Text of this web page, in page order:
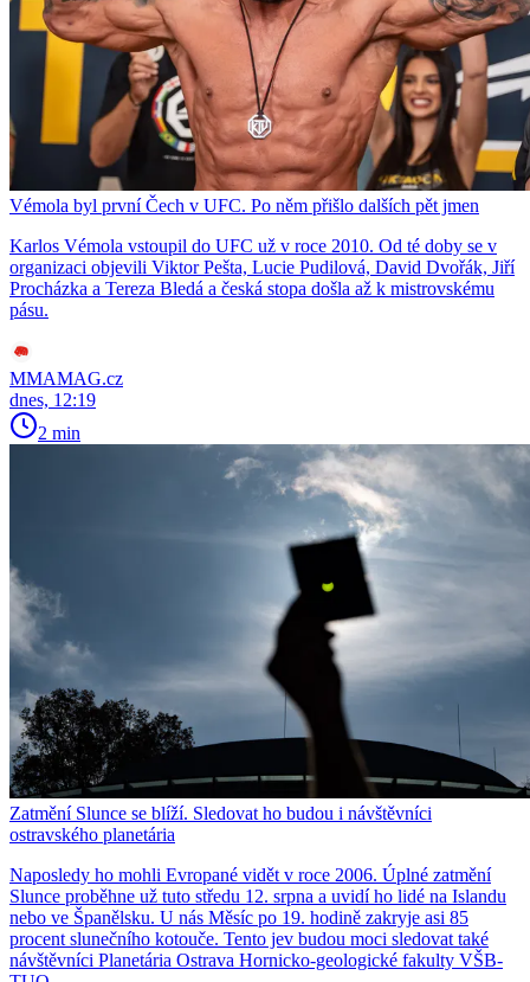
Vémola byl první Čech v UFC. Po něm přišlo dalších pět jmen
Karlos Vémola vstoupil do UFC už v roce 2010. Od té doby se v
organizaci objevili Viktor Pešta, Lucie Pudilová, David Dvořák, Jiří
Procházka a Tereza Bledá a česká stopa došla až k mistrovskému
pásu.
MMAMAG.cz
dnes, 12:19
2 min
Zatmění Slunce se blíží. Sledovat ho budou i návštěvníci
ostravského planetária
Naposledy ho mohli Evropané vidět v roce 2006. Úplné zatmění
Slunce proběhne už tuto středu 12. srpna a uvidí ho lidé na Islandu
nebo ve Španělsku. U nás Měsíc po 19. hodině zakryje asi 85
procent slunečního kotouče. Tento jev budou moci sledovat také
návštěvníci Planetária Ostrava Hornicko-geologické fakulty VŠB-